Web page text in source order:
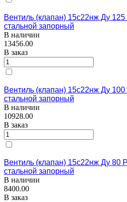
Вентиль (клапан) 15с22нж Ду
стальной запорный
В наличии
13456.00
В заказ
Вентиль (клапан) 15с22нж Ду
стальной запорный
В наличии
10928.00
В заказ
Вентиль (клапан) 15с22нж Ду 80
стальной запорный
В наличии
8400.00
В заказ